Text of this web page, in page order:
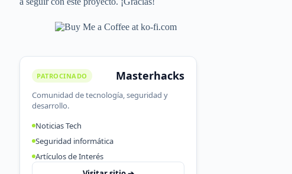
PATROCINADO Masterhacks
Comunidad de tecnología, seguridad y
desarrollo.
Noticias Tech
Seguridad informática
Artículos de Interés